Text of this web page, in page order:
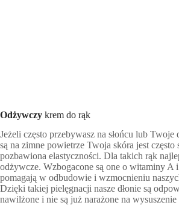
Odżywczy krem do rąk
Jeżeli często przebywasz na słońcu lub Twoje
są na zimne powietrze Twoja skóra jest często
pozbawiona elastyczności. Dla takich rąk
odżywcze. Wzbogacone są one o witaminy A
pomagają w odbudowie i wzmocnieniu
Dzięki takiej pielęgnacji nasze dłonie są
nawilżone i nie są już narażone na